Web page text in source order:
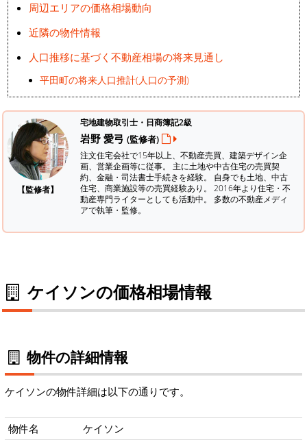
周辺エリアの価格相場動向
近隣の物件情報
人口推移に基づく不動産相場の将来見通し
平田町の将来人口推計(人口の予測)
【監修者】
宅地建物取引士・日商簿記2級
岩野 愛弓 (監修者)
注文住宅会社で15年以上、不動産売買、建築デザイン企
画、営業企画等に従事。 主に土地や中古住宅の売買契
約、金融・司法書士手続きを経験。 自身でも土地、中古
住宅、商業施設等の売買経験あり。 2016年より住宅・不
動産専門ライターとしても活動中。 多数の不動産メディ
アで執筆・監修。
ケイソンの価格相場情報
物件の詳細情報
ケイソンの物件詳細は以下の通りです。
物件名
ケイソン